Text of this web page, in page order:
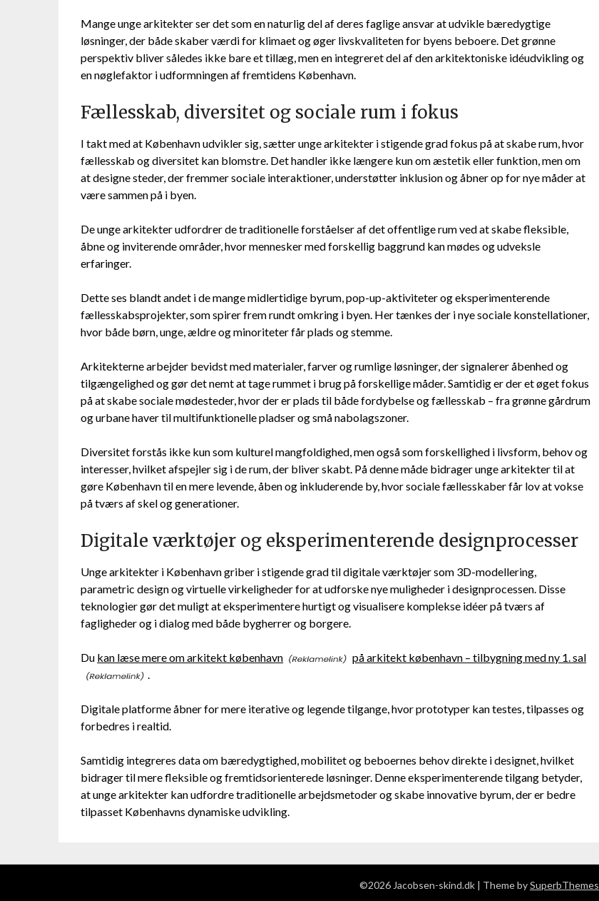
Mange unge arkitekter ser det som en naturlig del af deres faglige ansvar at udvikle bæredygtige
løsninger, der både skaber værdi for klimaet og øger livskvaliteten for byens beboere. Det grønne
perspektiv bliver således ikke bare et tillæg, men en integreret del af den arkitektoniske idéudvikling og
en nøglefaktor i udformningen af fremtidens København.
Fællesskab, diversitet og sociale rum i fokus
I takt med at København udvikler sig, sætter unge arkitekter i stigende grad fokus på at skabe rum, hvor
fællesskab og diversitet kan blomstre. Det handler ikke længere kun om æstetik eller funktion, men om
at designe steder, der fremmer sociale interaktioner, understøtter inklusion og åbner op for nye måder at
være sammen på i byen.
De unge arkitekter udfordrer de traditionelle forståelser af det offentlige rum ved at skabe fleksible,
åbne og inviterende områder, hvor mennesker med forskellig baggrund kan mødes og udveksle
erfaringer.
Dette ses blandt andet i de mange midlertidige byrum, pop-up-aktiviteter og eksperimenterende
fællesskabsprojekter, som spirer frem rundt omkring i byen. Her tænkes der i nye sociale konstellationer,
hvor både børn, unge, ældre og minoriteter får plads og stemme.
Arkitekterne arbejder bevidst med materialer, farver og rumlige løsninger, der signalerer åbenhed og
tilgængelighed og gør det nemt at tage rummet i brug på forskellige måder. Samtidig er der et øget fokus
på at skabe sociale mødesteder, hvor der er plads til både fordybelse og fællesskab – fra grønne gårdrum
og urbane haver til multifunktionelle pladser og små nabolagszoner.
Diversitet forstås ikke kun som kulturel mangfoldighed, men også som forskellighed i livsform, behov og
interesser, hvilket afspejler sig i de rum, der bliver skabt. På denne måde bidrager unge arkitekter til at
gøre København til en mere levende, åben og inkluderende by, hvor sociale fællesskaber får lov at vokse
på tværs af skel og generationer.
Digitale værktøjer og eksperimenterende designprocesser
Unge arkitekter i København griber i stigende grad til digitale værktøjer som 3D-modellering,
parametric design og virtuelle virkeligheder for at udforske nye muligheder i designprocessen. Disse
teknologier gør det muligt at eksperimentere hurtigt og visualisere komplekse idéer på tværs af
fagligheder og i dialog med både bygherrer og borgere.
Du kan læse mere om arkitekt københavn
på arkitekt københavn – tilbygning med ny 1. sal
.
Digitale platforme åbner for mere iterative og legende tilgange, hvor prototyper kan testes, tilpasses og
forbedres i realtid.
Samtidig integreres data om bæredygtighed, mobilitet og beboernes behov direkte i designet, hvilket
bidrager til mere fleksible og fremtidsorienterede løsninger. Denne eksperimenterende tilgang betyder,
at unge arkitekter kan udfordre traditionelle arbejdsmetoder og skabe innovative byrum, der er bedre
tilpasset Københavns dynamiske udvikling.
©2026 Jacobsen-skind.dk | Theme bySuperbThemes